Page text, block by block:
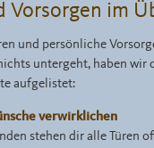
Vorsorgen im
und persönliche
untergeht, haben wir
aufgelistet:
verwirklichen
stehen dir alle Türen